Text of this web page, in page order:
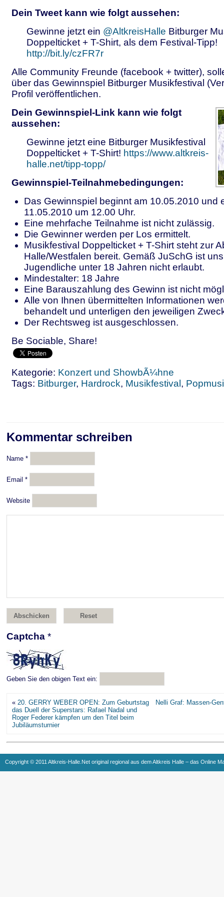
Dein Tweet kann wie folgt aussehen:
Gewinne jetzt ein @AltkreisHalle Bitburger
Doppelticket + T-Shirt, als dem Festival -Tipp!
http://bit.ly/czFR7r
Alle Community Freunde (facebook + twitter),
über das Gewinnspiel Bitburger Musikfestival
Profil veröffentlichen.
Dein Gewinnspiel-Link kann wie folgt
aussehen:
Gewinne jetzt eine Bitburger Musikfestival
Doppelticket + T-Shirt! https://www.altkreis-
halle.net/tipp-topp/
Gewinnspiel-Teilnahmebedingungen:
Das Gewinnspiel beginnt am 10.05.2010 und
11.05.2010 um 12.00 Uhr.
Eine mehrfache Teilnahme ist nicht zulässig.
Die Gewinner werden per Los ermittelt.
Musikfestival Doppelticket + T-Shirt steht zur
Halle/Westfalen bereit. Gemäß JuSchG ist
Jugendliche unter 18 Jahren nicht erlaubt.
Mindestalter: 18 Jahre
Eine Barauszahlung des Gewinn ist nicht
Alle von Ihnen übermittelten Informationen
behandelt und unterligen den jeweiligen
Der Rechtsweg ist ausgeschlossen.
Be Sociable, Share!
Kategorie: Konzert und ShowbÃ¼hne
Tags: Bitburger, Hardrock, Musikfestival ,
Kommentar schreiben
Name *
Email *
Website
Captcha *
Geben Sie den obigen Text ein:
« 20. GERRY WEBER OPEN: Zum Geburtstag
das Duell der Superstars: Rafael Nadal und
Roger Federer kämpfen um den Titel beim
Jubiläumsturnier
Nelli Graf: Massen-
Copyright © 2011 Altkreis-Halle.Net original regional aus dem Altkreis Halle – das Online